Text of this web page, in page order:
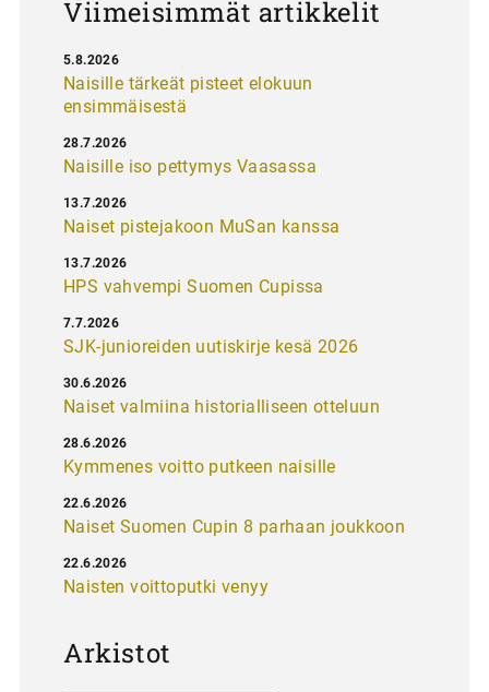
Viimeisimmät artikkelit
Naisille tärkeät pisteet elokuun
ensimmäisestä
5.8.2026
Naisille iso pettymys Vaasassa
28.7.2026
Naiset pistejakoon MuSan kanssa
13.7.2026
HPS vahvempi Suomen Cupissa
13.7.2026
SJK-junioreiden uutiskirje kesä 2026
7.7.2026
Naiset valmiina historialliseen otteluun
30.6.2026
Kymmenes voitto putkeen naisille
28.6.2026
Naiset Suomen Cupin 8 parhaan joukkoon
22.6.2026
Naisten voittoputki venyy
22.6.2026
Arkistot